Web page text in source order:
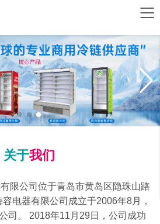
关于我们
限公司位于青岛市黄岛区隐珠山路
电器有限公司成立于2006年8月，
司。 2018年11月29日，公司成功